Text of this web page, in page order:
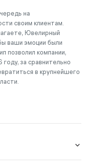
на
своим клиентам.
Ювелирный
ваши эмоции были
позволил компании,
за сравнительно
в крупнейшего